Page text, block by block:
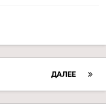
ДАЛЕЕ